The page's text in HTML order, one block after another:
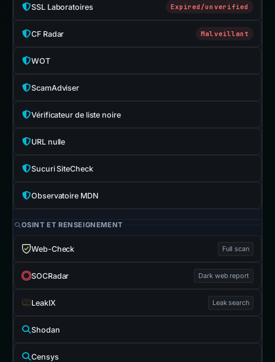
SSL Laboratoires Expired/unverified
CF Radar Malveillant
WOT
ScamAdviser
Vérificateur de liste noire
URL nulle
Sucuri SiteCheck
Observatoire MDN
OSINT ET RENSEIGNEMENT
Web-Check Full scan
SOCRadar Dark web report
LeakIX Leak search
Shodan
Censys